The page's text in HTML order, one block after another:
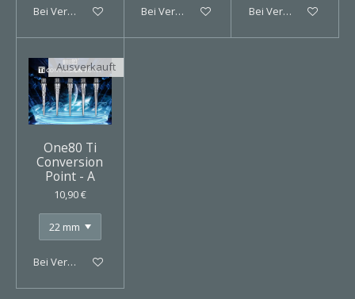
Bei Verfügbarkeit benachrichtigenBei Verfügbarkeit benachrichtigen
Bei Verfügbarkeit
Ausverkauft
One80 Ti
Conversion
Point - A
10,90 €
Bei Verfügbarkeit benachrichtigen